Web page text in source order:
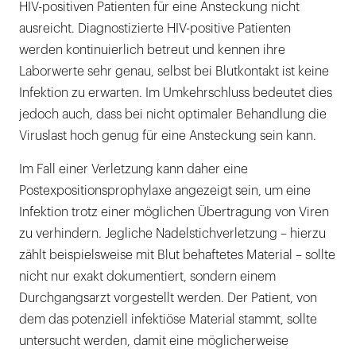
HIV-positiven Patienten für eine Ansteckung nicht
ausreicht. Diagnostizierte HIV-positive Patienten
werden kontinuierlich betreut und kennen ihre
Laborwerte sehr genau, selbst bei Blutkontakt ist keine
Infektion zu erwarten. Im Umkehrschluss bedeutet dies
jedoch auch, dass bei nicht optimaler Behandlung die
Viruslast hoch genug für eine Ansteckung sein kann.
Im Fall einer Verletzung kann daher eine
Postexpositionsprophylaxe angezeigt sein, um eine
Infektion trotz einer möglichen Übertragung von Viren
zu verhindern. Jegliche Nadelstichverletzung – hierzu
zählt beispielsweise mit Blut behaftetes Material – sollte
nicht nur exakt dokumentiert, sondern einem
Durchgangsarzt vorgestellt werden. Der Patient, von
dem das potenziell infektiöse Material stammt, sollte
untersucht werden, damit eine möglicherweise